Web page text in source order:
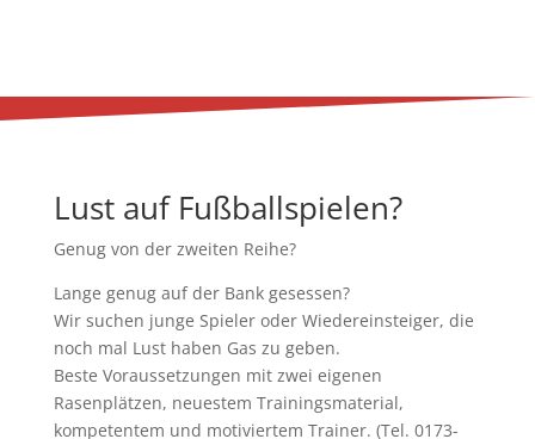
Lust auf Fußballspielen?
Genug von der zweiten Reihe?
Lange genug auf der Bank gesessen?
Wir suchen junge Spieler oder Wiedereinsteiger, die
noch mal Lust haben Gas zu geben.
Beste Voraussetzungen mit zwei eigenen
Rasenplätzen, neuestem Trainingsmaterial,
kompetentem und motiviertem Trainer. (Tel. 0173-